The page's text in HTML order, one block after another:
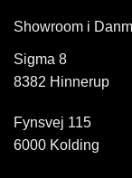
Showroom i
Sigma 8
8382 Hinnerup
Fynsvej 115
6000 Kolding